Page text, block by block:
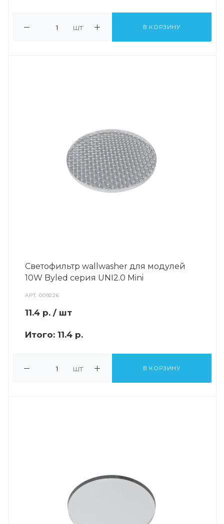
шт В КОРЗИНУ
Светофильтр wallwasher для модулей
10W Byled серия UNI2.0 Mini
АРТ.009226
11.4 р. / шт
Итого: 11.4 р.
шт В КОРЗИНУ